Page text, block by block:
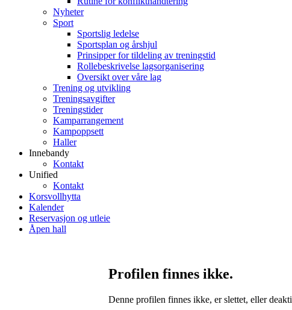
Nyheter
Sport
Sportslig ledelse
Sportsplan og årshjul
Prinsipper for tildeling av treningstid
Rollebeskrivelse lagsorganisering
Oversikt over våre lag
Trening og utvikling
Treningsavgifter
Treningstider
Kamparrangement
Kampoppsett
Haller
Innebandy
Kontakt
Unified
Kontakt
Korsvollhytta
Kalender
Reservasjon og utleie
Åpen hall
Profilen finnes ikke.
Denne profilen finnes ikke, er slettet, eller